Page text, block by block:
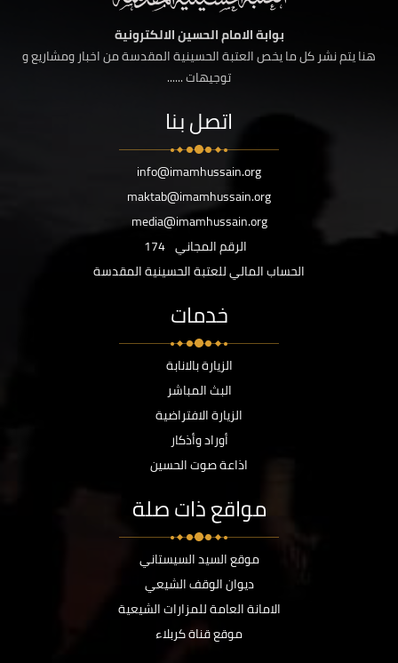
بوابة الامام الحسين الالكترونية
هنا يتم نشر كل ما يخص العتبة الحسينية المقدسة من اخبار ومشاريع و
توجيهات ......
اتصل بنا
info@imamhussain.org
maktab@imamhussain.org
media@imamhussain.org
الرقم المجاني 174
الحساب المالي للعتبة الحسينية المقدسة
خدمات
الزيارة بالانابة
البث المباشر
الزيارة الافتراضية
أوراد وأذكار
اذاعة صوت الحسين
مواقع ذات صلة
موقع السيد السيستاني
ديوان الوقف الشيعي
الامانة العامة للمزارات الشيعية
موقع قناة كربلاء